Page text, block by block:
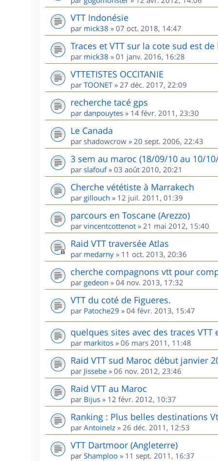
VTT Indonésie
par mick38 » 07 oct. 2018, 14:47
Traces et VTT sur la cote sud est de
par mick38 » 01 janv. 2016, 16:28
VTTETISTES OCCITANIE
par TOONET» 27 déc. 2017, 22:09
recherche tacé gps
par danpouytes » 14 févr. 2011, 23:30
Le Canada
par shadowcrow » 20 sept. 2006, 22:43
3 sem au maroc (18/09/10 au 10/
par slafouf» 03 août 2010, 20:21
Cherche vététiste à Marrakech
par gillouch » 12 juil. 2011, 01:39
parcours en Toscane (Arezzo)
par vincentcottenot » 21 mai 2012, 15:40
Raid VTT traversée Atlas
par medarny » 11 oct. 2013, 20:36
cherche compagnons vtt pour
par gedeon » 04 nov. 2013, 17:32
VTT du coté de Figueres.
par Patoche29 » 04 févr. 2013, 15:47
quelques sites avec des traces VTT
par markitos » 06 mars 2011, 11:48
Raid VTT sud Maroc début janvier
par Jissebe » 06 nov. 2012, 23:46
Raid VTT au Maroc
par Bijus » 12 févr. 2012, 10:37
Ranking : Plus belles destinations
par AntoineIz » 26 déc. 2011, 12:53
VTT Dartmoor (Angleterre)
par Shamploo » 11 sept. 2011, 16:37